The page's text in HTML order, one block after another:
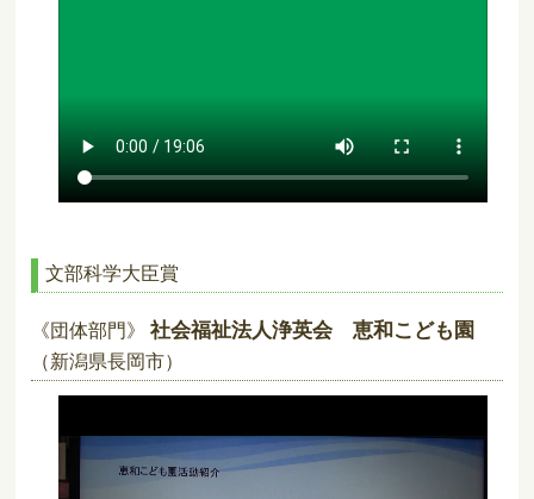
文部科学大臣賞
《団体部門》社会福祉法人浄英会 恵和こども園
（新潟県長岡市）